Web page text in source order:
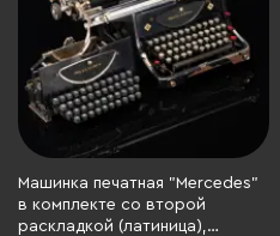
Машинка печатная "Mercedes"
в комплекте со второй
раскладкой (латиница),